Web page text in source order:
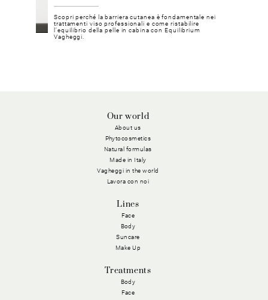
Scopri perché la barriera cutanea è fondamentale nei
trattamenti viso professionali e come ristabilire
l’equilibrio della pelle in cabina con Equilibrium
Vagheggi.
Our world
About us
Phytocosmetics
Natural formulas
Made in Italy
Vagheggi in the world
Lavora con noi
Lines
Face
Body
Suncare
Make Up
Treatments
Body
Face